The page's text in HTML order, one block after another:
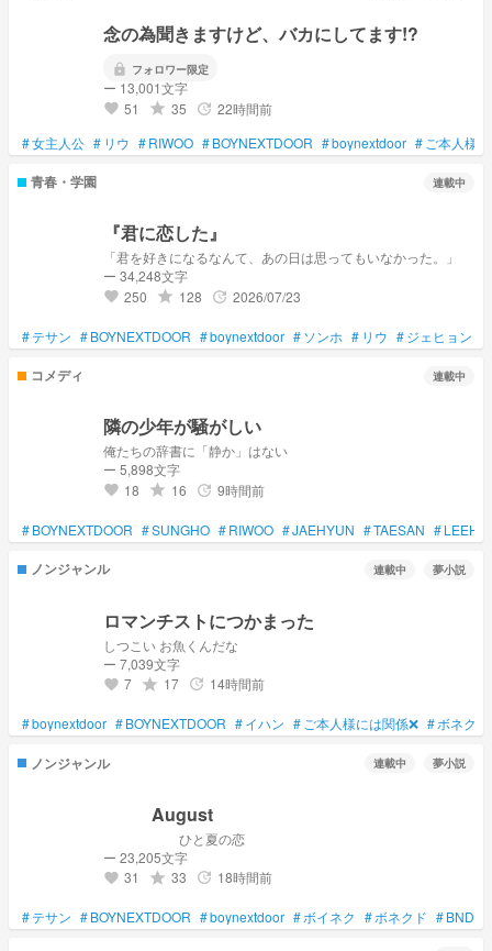
念の為聞きますけど、バカにしてます!?
lock フォロワー限定
ー 13,001文字
favorite 51 grade 35 update 22時間前
#女主人公 # リウ #RIWOO #BOYNEXTDOOR #boynextdoor # ご本人様
青春・学園 連載中
『君に恋した』
「君を好きになるなんて、あの日は思ってもいなかった。」
ー 34,248文字
favorite 250 grade 128 update 2026/07/23
#テサン #BOYNEXTDOOR #boynextdoor #ソンホ # リウ #ジェヒョン
コメディ 連載中
隣の少年が騒がしい
俺たちの辞書に「静か」はない
ー 5,898文字
favorite 18 grade 16 update 9時間前
#BOYNEXTDOOR #SUNGHO #RIWOO #JAEHYUN #TAESAN #
ノンジャンル 連載中 夢小説
ロマンチストにつかまった
しつこい お魚くんだな
ー 7,039文字
favorite 7 grade 17 update 14時間前
#boynextdoor #BOYNEXTDOOR #イハン # ご本人様には関係❌ #ボネクド
ノンジャンル 連載中 夢小説
⠀ ⠀ ⠀August
⠀ ⠀ ⠀ ⠀ ⠀ ⠀ひと夏の恋⠀
ー 23,205文字
favorite 31 grade 33 update 18時間前
#テサン #BOYNEXTDOOR #boynextdoor #ボイネク #ボネクド #BND